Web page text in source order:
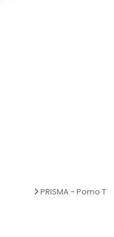
PRISMA - Pomo T